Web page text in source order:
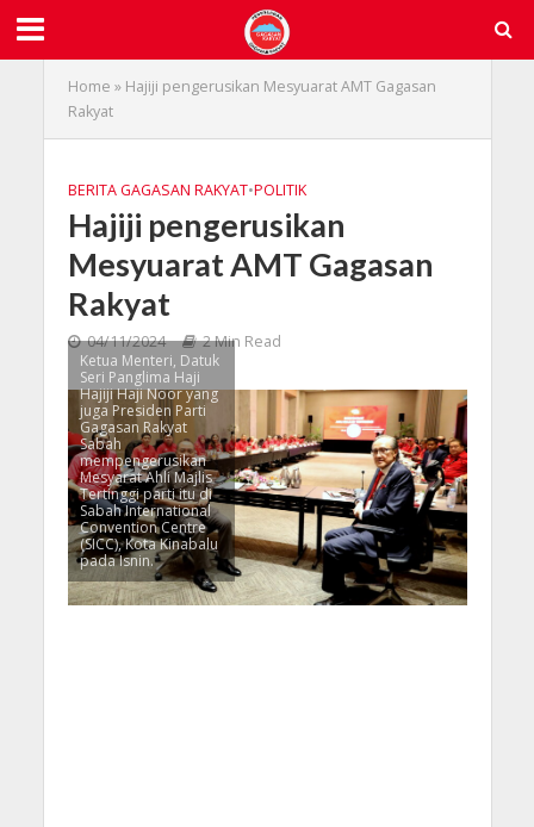
Home » Hajiji pengerusikan Mesyuarat AMT Gagasan
Rakyat
BERITA GAGASAN RAKYAT•POLITIK
Hajiji pengerusikan
Mesyuarat AMT Gagasan
Rakyat
04/11/2024
2 Min Read
Ketua Menteri, Datuk
Seri Panglima Haji
Hajiji Haji Noor yang
juga Presiden Parti
Gagasan Rakyat
Sabah
mempengerusikan
Mesyarat Ahli Majlis
Tertinggi parti itu di
Sabah International
Convention Centre
(SICC), Kota Kinabalu
pada Isnin.